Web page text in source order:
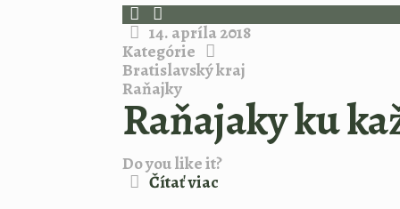
14. apríla 2018
Kategórie
Bratislavský kraj
Raňajky
Raňajaky ku
Do you like it?
Čítať viac